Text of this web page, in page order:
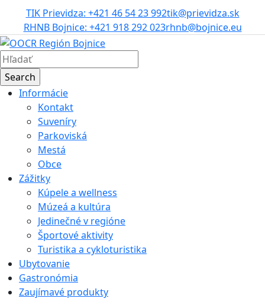
TIK Prievidza: +421 46 54 23 992tik@prievidza.sk
RHNB Bojnice: +421 918 292 023rhnb@bojnice.eu
Informácie
Kontakt
Suveníry
Parkoviská
Mestá
Obce
Zážitky
Kúpele a wellness
Múzeá a kultúra
Jedinečné v regióne
Športové aktivity
Turistika a cykloturistika
Ubytovanie
Gastronómia
Zaujímavé produkty